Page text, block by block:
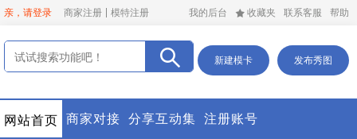
亲，请登录 商家注册 模特注册 我的后台 收藏夹 联系客服 帮助
新建模卡 发布秀图
网站首页 商家对接 分享互动集 注册账号